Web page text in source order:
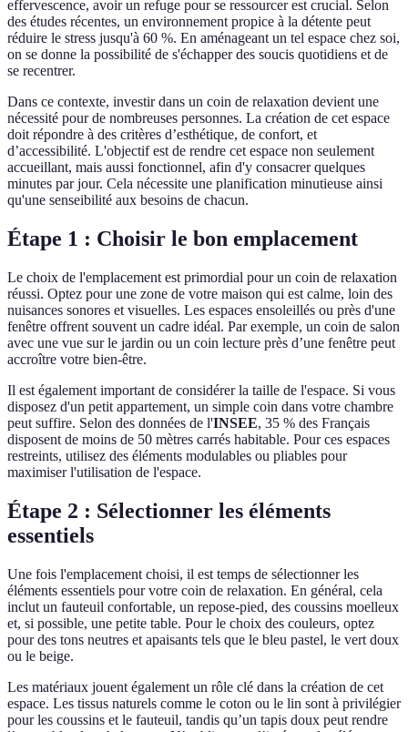
effervescence, avoir un refuge pour se ressourcer est crucial. Selon
des études récentes, un environnement propice à la détente peut
réduire le stress jusqu'à 60 %. En aménageant un tel espace chez soi,
on se donne la possibilité de s'échapper des soucis quotidiens et de
se recentrer.
Dans ce contexte, investir dans un coin de relaxation devient une
nécessité pour de nombreuses personnes. La création de cet espace
doit répondre à des critères d’esthétique, de confort, et
d’accessibilité. L'objectif est de rendre cet espace non seulement
accueillant, mais aussi fonctionnel, afin d'y consacrer quelques
minutes par jour. Cela nécessite une planification minutieuse ainsi
qu'une senseibilité aux besoins de chacun.
Étape 1 : Choisir le bon emplacement
Le choix de l'emplacement est primordial pour un coin de relaxation
réussi. Optez pour une zone de votre maison qui est calme, loin des
nuisances sonores et visuelles. Les espaces ensoleillés ou près d'une
fenêtre offrent souvent un cadre idéal. Par exemple, un coin de salon
avec une vue sur le jardin ou un coin lecture près d’une fenêtre peut
accroître votre bien-être.
Il est également important de considérer la taille de l'espace. Si vous
disposez d'un petit appartement, un simple coin dans votre chambre
peut suffire. Selon des données de l'INSEE, 35 % des Français
disposent de moins de 50 mètres carrés habitable. Pour ces espaces
restreints, utilisez des éléments modulables ou pliables pour
maximiser l'utilisation de l'espace.
Étape 2 : Sélectionner les éléments
essentiels
Une fois l'emplacement choisi, il est temps de sélectionner les
éléments essentiels pour votre coin de relaxation. En général, cela
inclut un fauteuil confortable, un repose-pied, des coussins moelleux
et, si possible, une petite table. Pour le choix des couleurs, optez
pour des tons neutres et apaisants tels que le bleu pastel, le vert doux
ou le beige.
Les matériaux jouent également un rôle clé dans la création de cet
espace. Les tissus naturels comme le coton ou le lin sont à privilégier
pour les coussins et le fauteuil, tandis qu’un tapis doux peut rendre